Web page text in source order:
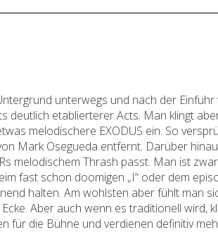
unterwegs und nach der
deutlich etablierterer Acts. Man klingt
melodischere EXODUS ein. So
Mark Osegueda entfernt. Darüber
melodischem Thrash passt. Man ist
fast schon doomigen „I“ oder dem
halten. Am wohlsten aber fühlt man
Aber auch wenn es traditionell wird,
für die Bühne und verdienen definitiv